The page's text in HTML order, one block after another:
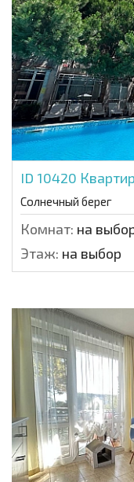
ID 10420
Солнечный берег
Комнат: на
Этаж: на выбор